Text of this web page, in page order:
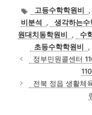
태
그
고등수학학원비 ,
비분석
, 생각하는수
원대치동학원비
, 수
초등수학학원비
,
정부민원콜센터
전북 정읍 생활체